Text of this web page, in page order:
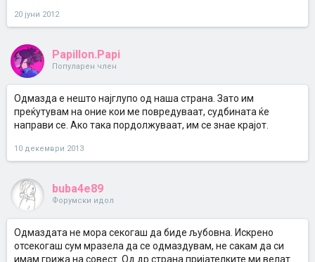
20 јуни 2012
Papillon.Papi
Популарен член
Одмазда е нешто најглупо од наша страна. Зато им
преќутувам на оние кои ме повредуваат, судбината ќе
направи се. Ако така пордолжуваат, им се знае крајот.
10 декември 2013
buba4e89
Форумски идол
Одмаздата не мора секогаш да биде љубовна. Искрено
отсекогаш сум мразела да се одмаздувам, не сакам да си
имам грижа на совест. Од др страна пријателките ми велат